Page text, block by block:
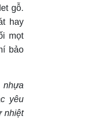
gỗ.
hay
mọt
bảo
nhựa
yêu
nhiệt